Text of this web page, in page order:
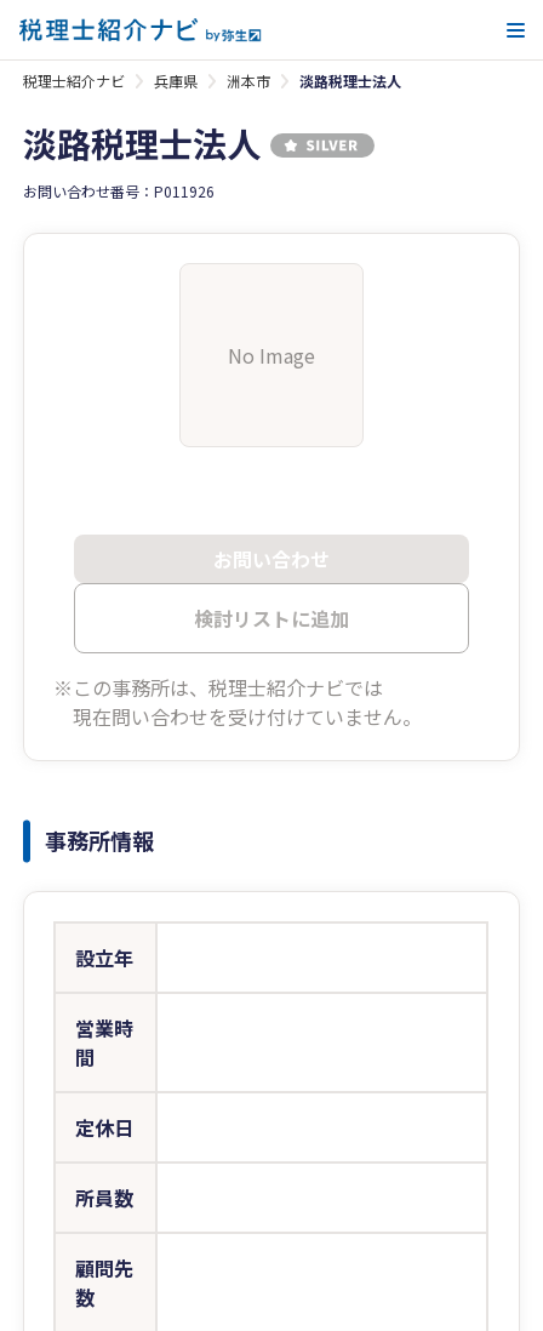
税理士紹介ナビ 兵庫県 洲本市 淡路税理士法人
淡路税理士法人
お問い合わせ番号：P011926
No Image
お問い合わせ
検討リストに追加
※この事務所は、税理士紹介ナビでは
現在問い合わせを受け付けていません。
事務所情報
設立年
営業時
間
定休日
所員数
顧問先
数